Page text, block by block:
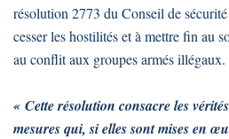
résolution 2773 du Conseil de
cesser les hostilités et à mettre fin au
au conflit aux groupes armés illégaux.
« Cette résolution consacre les
mesures qui, si elles sont mises en